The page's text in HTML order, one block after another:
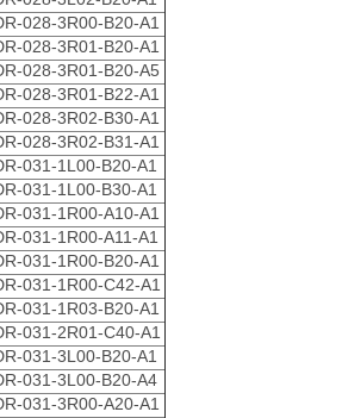
028-3R00-B20-A1
028-3R01-B20-A1
028-3R01-B20-A5
028-3R01-B22-A1
028-3R02-B30-A1
028-3R02-B31-A1
031-1L00-B20-A1
031-1L00-B30-A1
031-1R00-A10-A1
031-1R00-A11-A1
031-1R00-B20-A1
031-1R00-C42-A1
031-1R03-B20-A1
031-2R01-C40-A1
031-3L00-B20-A1
031-3L00-B20-A4
031-3R00-A20-A1